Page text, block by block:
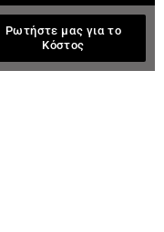
Ρωτήστε μας για το
Κόστος